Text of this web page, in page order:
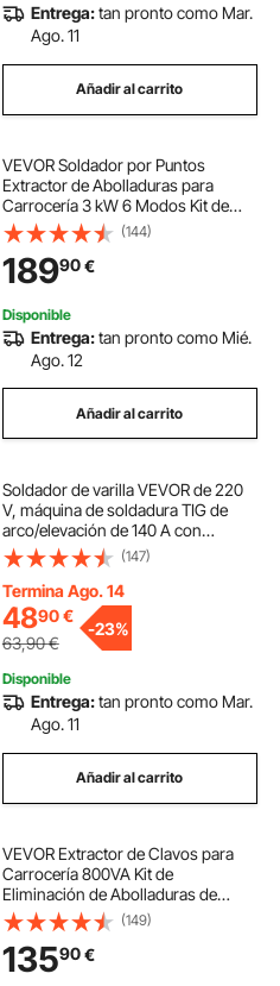
Entrega:tan pronto como Mar.
Ago. 11
Añadir al carrito
VEVOR Soldador por Puntos
Extractor de Abolladuras para
Carrocería 3 kW 6 Modos Kit de
Soldadura Herramienta de
Reparación de Carrocería 16
Accesorios para Eliminación de
Abolladuras de Vehículos
(144)
18990€
Disponible
Entrega:tan pronto como Mié.
Ago. 12
Añadir al carrito
Soldador de varilla VEVOR de 220
V, máquina de soldadura TIG de
arco/elevación de 140 A con
pantalla LED grande, máquina de
soldadura de varilla portátil 2 en 1
con arranque en caliente Arc Force
Anti-Stick VRD, máquina de
soldadura de arco MMA para
soldadura
(147)
Termina Ago. 14
4890€
63,90€
-23%
Disponible
Entrega:tan pronto como Mar.
Ago. 11
Añadir al carrito
VEVOR Extractor de Clavos para
Carrocería 800VA Kit de
Eliminación de Abolladuras de
Carrocería 1600A Soldador por
Puntos 32x24cm Máquina de
Reparación de Abolladuras
Accesorios para Coches Camiones
(149)
13590€